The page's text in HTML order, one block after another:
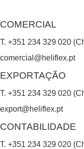
i
s
b
COMERCIAL
T. +351 234 329 020
comercial@heliflex.pt
EXPORTAÇÃO
T. +351 234 329 020
export@heliflex.pt
CONTABILIDADE
T. +351 234 329 020